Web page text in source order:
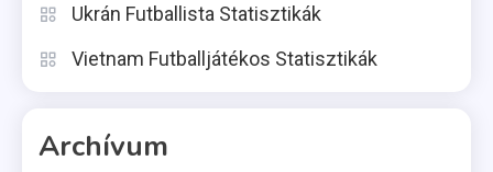
Ukrán Futballista Statisztikák
Vietnam Futballjátékos Statisztikák
Archívum